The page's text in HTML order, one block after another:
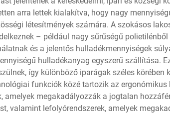
arra lettek kialakítva, hogy nagy
létesítmények számára. A szokásos
– például nagy sűrűségű
és a jelentős hulladékmennyiségek
hulladékanyag egyszerű szállítása.
így különböző iparágak széles körében
funkciók közé tartozik az ergonómikus
megakadályozzák a jogtalan
valamint lefolyórendszerek, amelyek